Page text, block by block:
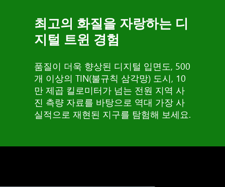
최고의 화질을 자랑하는 디
지털 트윈 경험
품질이 더욱 향상된 디지털 입면도, 500
개 이상의 TIN(불규칙 삼각망) 도시, 10
만 제곱 킬로미터가 넘는 전원 지역 사
진 측량 자료를 바탕으로 역대 가장 사
실적으로 재현된 지구를 탐험해 보세요.